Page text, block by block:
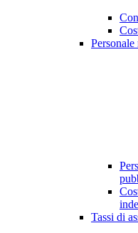
Tassi di